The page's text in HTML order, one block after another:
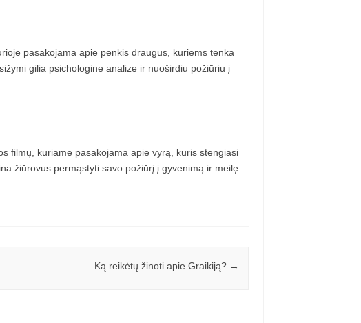
pasakojama apie penkis draugus, kuriems tenka
gilia psichologine analize ir nuoširdiu požiūriu į
filmų, kuriame pasakojama apie vyrą, kuris stengiasi
žiūrovus permąstyti savo požiūrį į gyvenimą ir meilę.
Ką reikėtų žinoti apie Graikiją? →